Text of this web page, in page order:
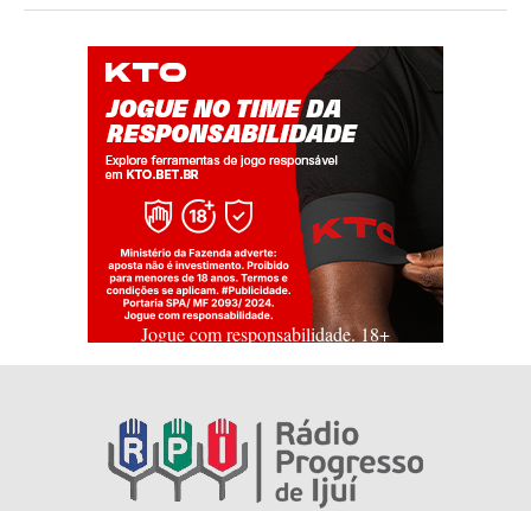
Jogue com responsabilidade. 18+